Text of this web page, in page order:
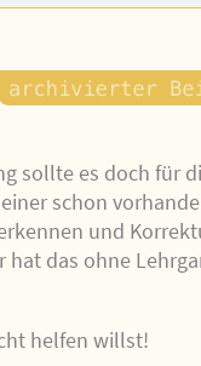
sollte es doch für
schon
und
hat das ohne
helfen willst!